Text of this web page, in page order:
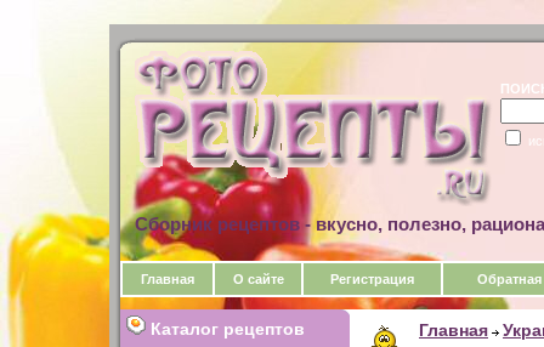
Сборник рецептов - вкусно, полезно,
Главная О сайте Регистрация Обратная
Каталог рецептов Главная